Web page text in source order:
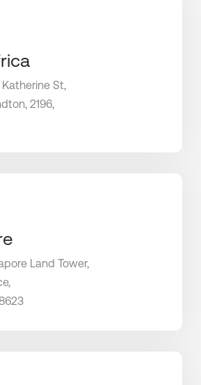
Katherine St,
2196,
Land Tower,